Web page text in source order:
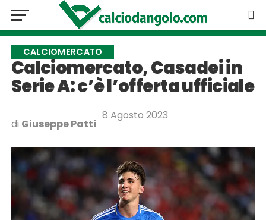
CALCIOMERCATO
Calciomercato, Casadei in
Serie A: c’è l’offerta ufficiale
di Giuseppe Patti
8 Agosto 2023